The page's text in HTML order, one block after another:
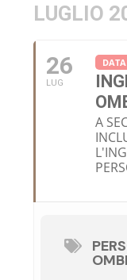
LUGLIO
26
LUG
A